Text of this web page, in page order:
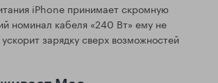
iPhone принимает скромную
номинал кабеля «240 Вт» ему не
зарядку сверх возможностей